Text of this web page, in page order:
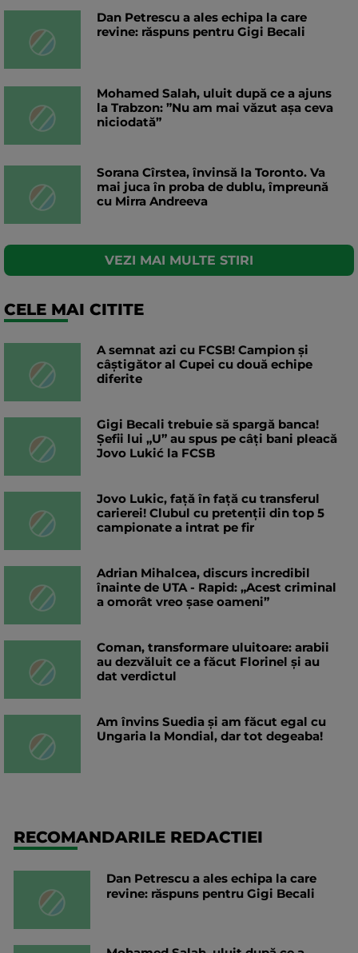
Dan Petrescu a ales echipa la care
revine: răspuns pentru Gigi Becali
Mohamed Salah, uluit după ce a ajuns
la Trabzon: ”Nu am mai văzut așa ceva
niciodată”
Sorana Cîrstea, învinsă la Toronto. Va
mai juca în proba de dublu, împreună
cu Mirra Andreeva
VEZI MAI MULTE STIRI
CELE MAI CITITE
A semnat azi cu FCSB! Campion și
câștigător al Cupei cu două echipe
diferite
Gigi Becali trebuie să spargă banca!
Șefii lui „U” au spus pe câți bani pleacă
Jovo Lukić la FCSB
Jovo Lukic, față în față cu transferul
carierei! Clubul cu pretenții din top 5
campionate a intrat pe fir
Adrian Mihalcea, discurs incredibil
înainte de UTA - Rapid: „Acest criminal
a omorât vreo șase oameni”
Coman, transformare uluitoare: arabii
au dezvăluit ce a făcut Florinel și au
dat verdictul
Am învins Suedia și am făcut egal cu
Ungaria la Mondial, dar tot degeaba!
RECOMANDARILE REDACTIEI
Dan Petrescu a ales echipa la care
revine: răspuns pentru Gigi Becali